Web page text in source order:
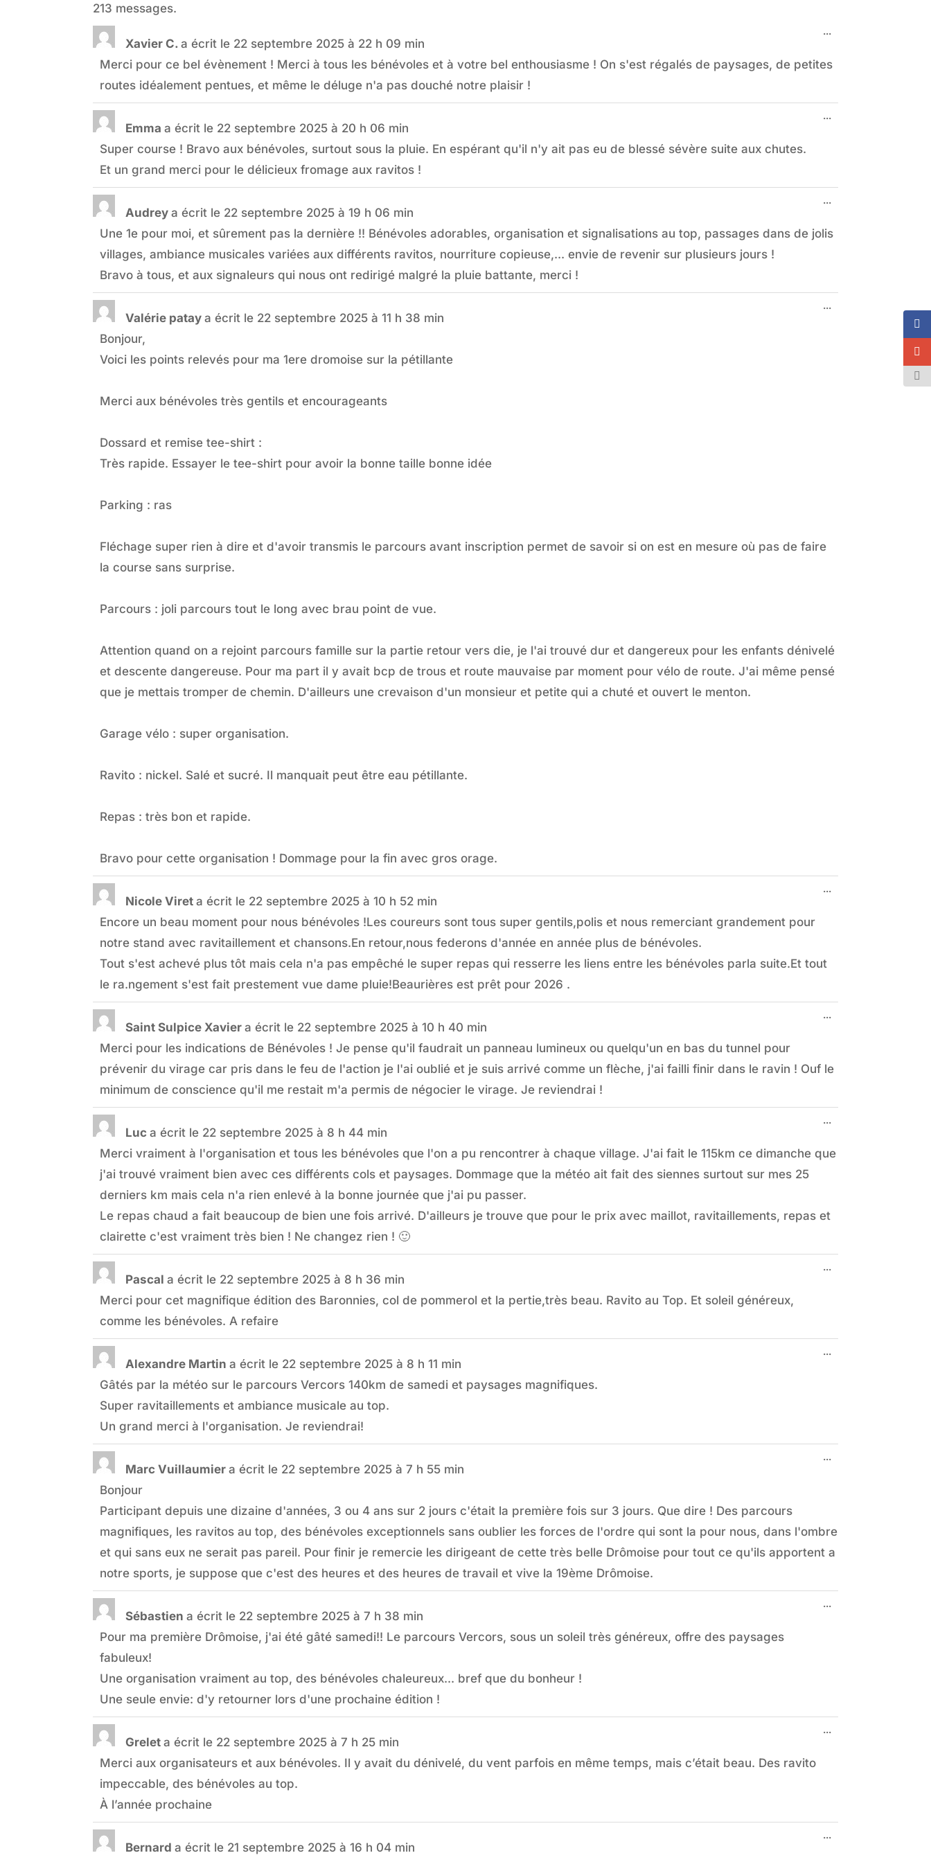
du
d’or
213 messages.
Xavier C.a écrit le 22 septembre 2025 à 22 h 09 min
Merci pour ce bel évènement ! Merci à tous les bénévoles et à votre bel enthousiasme ! On s'est régalés de paysages, de petites
routes idéalement pentues, et même le déluge n'a pas douché notre plaisir !
...
méta.
Emmaa écrit le 22 septembre 2025 à 20 h 06 min
Super course ! Bravo aux bénévoles, surtout sous la pluie. En espérant qu'il n'y ait pas eu de blessé sévère suite aux chutes.
Et un grand merci pour le délicieux fromage aux ravitos !
...
Audreya écrit le 22 septembre 2025 à 19 h 06 min
Une 1e pour moi, et sûrement pas la dernière !! Bénévoles adorables, organisation et signalisations au top, passages dans de jolis
villages, ambiance musicales variées aux différents ravitos, nourriture copieuse,... envie de revenir sur plusieurs jours !
Bravo à tous, et aux signaleurs qui nous ont redirigé malgré la pluie battante, merci !
...
méta.
Valérie pataya écrit le 22 septembre 2025 à 11 h 38 min
Bonjour,
Voici les points relevés pour ma 1ere dromoise sur la pétillante
Merci aux bénévoles très gentils et encourageants
Dossard et remise tee-shirt :
Très rapide. Essayer le tee-shirt pour avoir la bonne taille bonne idée
Parking : ras
Fléchage super rien à dire et d'avoir transmis le parcours avant inscription permet de savoir si on est en mesure où pas de faire
la course sans surprise.
Parcours : joli parcours tout le long avec brau point de vue.
Attention quand on a rejoint parcours famille sur la partie retour vers die, je l'ai trouvé dur et dangereux pour les enfants dénivelé
et descente dangereuse. Pour ma part il y avait bcp de trous et route mauvaise par moment pour vélo de route. J'ai même pensé
que je mettais tromper de chemin. D'ailleurs une crevaison d'un monsieur et petite qui a chuté et ouvert le menton.
Garage vélo : super organisation.
Ravito : nickel. Salé et sucré. Il manquait peut être eau pétillante.
Repas : très bon et rapide.
Bravo pour cette organisation ! Dommage pour la fin avec gros orage.
...
Nicole Vireta écrit le 22 septembre 2025 à 10 h 52 min
Encore un beau moment pour nous bénévoles !Les coureurs sont tous super gentils,polis et nous remerciant grandement pour
notre stand avec ravitaillement et chansons.En retour,nous federons d'année en année plus de bénévoles.
Tout s'est achevé plus tôt mais cela n'a pas empêché le super repas qui resserre les liens entre les bénévoles parla suite.Et tout
le ra.ngement s'est fait prestement vue dame pluie!Beaurières est prêt pour 2026 .
...
Saint Sulpice Xaviera écrit le 22 septembre 2025 à 10 h 40 min
Merci pour les indications de Bénévoles ! Je pense qu'il faudrait un panneau lumineux ou quelqu'un en bas du tunnel pour
prévenir du virage car pris dans le feu de l'action je l'ai oublié et je suis arrivé comme un flèche, j'ai failli finir dans le ravin ! Ouf le
minimum de conscience qu'il me restait m'a permis de négocier le virage. Je reviendrai !
...
Luca écrit le 22 septembre 2025 à 8 h 44 min
Merci vraiment à l'organisation et tous les bénévoles que l'on a pu rencontrer à chaque village. J'ai fait le 115km ce dimanche que
j'ai trouvé vraiment bien avec ces différents cols et paysages. Dommage que la météo ait fait des siennes surtout sur mes 25
derniers km mais cela n'a rien enlevé à la bonne journée que j'ai pu passer.
Le repas chaud a fait beaucoup de bien une fois arrivé. D'ailleurs je trouve que pour le prix avec maillot, ravitaillements, repas et
clairette c'est vraiment très bien ! Ne changez rien ! 🙂
...
méta.
Pascala écrit le 22 septembre 2025 à 8 h 36 min
Merci pour cet magnifique édition des Baronnies, col de pommerol et la pertie,très beau. Ravito au Top. Et soleil généreux,
comme les bénévoles. A refaire
...
Alexandre Martina écrit le 22 septembre 2025 à 8 h 11 min
Gâtés par la météo sur le parcours Vercors 140km de samedi et paysages magnifiques.
Super ravitaillements et ambiance musicale au top.
Un grand merci à l'organisation. Je reviendrai!
...
Marc Vuillaumiera écrit le 22 septembre 2025 à 7 h 55 min
Bonjour
Participant depuis une dizaine d'années, 3 ou 4 ans sur 2 jours c'était la première fois sur 3 jours. Que dire ! Des parcours
magnifiques, les ravitos au top, des bénévoles exceptionnels sans oublier les forces de l'ordre qui sont la pour nous, dans l'ombre
et qui sans eux ne serait pas pareil. Pour finir je remercie les dirigeant de cette très belle Drômoise pour tout ce qu'ils apportent a
notre sports, je suppose que c'est des heures et des heures de travail et vive la 19ème Drômoise.
...
Sébastiena écrit le 22 septembre 2025 à 7 h 38 min
Pour ma première Drômoise, j'ai été gâté samedi!! Le parcours Vercors, sous un soleil très généreux, offre des paysages
fabuleux!
Une organisation vraiment au top, des bénévoles chaleureux... bref que du bonheur !
Une seule envie: d'y retourner lors d'une prochaine édition !
...
Greleta écrit le 22 septembre 2025 à 7 h 25 min
Merci aux organisateurs et aux bénévoles. Il y avait du dénivelé, du vent parfois en même temps, mais c’était beau. Des ravito
impeccable, des bénévoles au top.
À l’année prochaine
...
Bernarda écrit le 21 septembre 2025 à 16 h 04 min
...